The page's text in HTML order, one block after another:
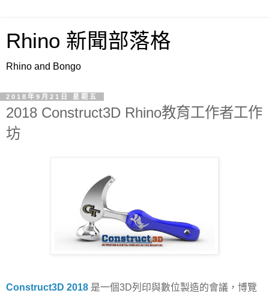
Rhino 新聞部落格
Rhino and Bongo
2018年9月21日 星期五
2018 Construct3D Rhino教育工作者工作
坊
Construct3D 2018 是一個3D列印與數位製造的會議，博覽